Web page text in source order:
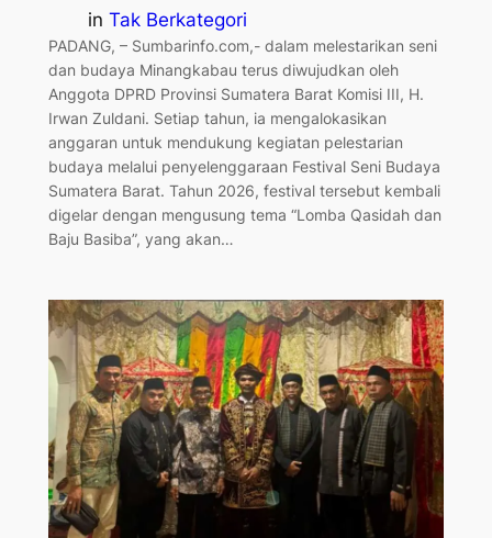
in Tak Berkategori
PADANG, – Sumbarinfo.com,- dalam melestarikan seni
dan budaya Minangkabau terus diwujudkan oleh
Anggota DPRD Provinsi Sumatera Barat Komisi III, H.
Irwan Zuldani. Setiap tahun, ia mengalokasikan
anggaran untuk mendukung kegiatan pelestarian
budaya melalui penyelenggaraan Festival Seni Budaya
Sumatera Barat. Tahun 2026, festival tersebut kembali
digelar dengan mengusung tema “Lomba Qasidah dan
Baju Basiba”, yang akan…